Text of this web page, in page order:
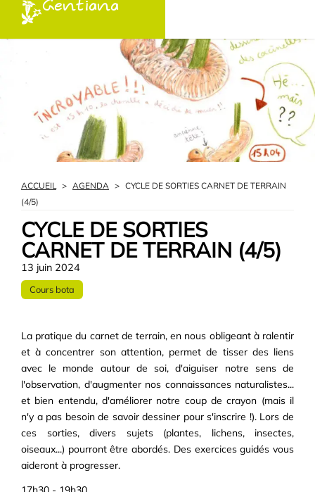
Gentiana
ACCUEIL > AGENDA > CYCLE DE SORTIES CARNET DE TERRAIN
(4/5)
CYCLE DE SORTIES
CARNET DE TERRAIN (4/5)
13 juin 2024
Cours bota
La pratique du carnet de terrain, en nous obligeant à ralentir
et à concentrer son attention, permet de tisser des liens
avec le monde autour de soi, d'aiguiser notre sens de
l'observation, d'augmenter nos connaissances naturalistes...
et bien entendu, d'améliorer notre coup de crayon (mais il
n'y a pas besoin de savoir dessiner pour s'inscrire !). Lors de
ces sorties, divers sujets (plantes, lichens, insectes,
oiseaux...) pourront être abordés. Des exercices guidés vous
aideront à progresser.